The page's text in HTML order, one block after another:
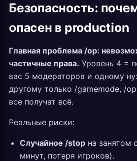
Безопасность:
опасен в production
Главная проблема /op:
частичные права. Уровень 4 =
вас 5 модераторов и одному
другому только /gamemode, /
все получат всё.
Реальные риски:
Случайное /stop на занятом
минут, потеря игроков).